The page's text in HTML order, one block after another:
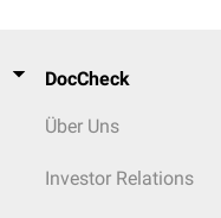
DocCheck
Über Uns
Investor Relations